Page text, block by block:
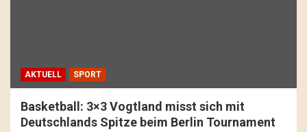
AKTUELL SPORT
Basketball: 3×3 Vogtland misst sich mit
Deutschlands Spitze beim Berlin Tournament